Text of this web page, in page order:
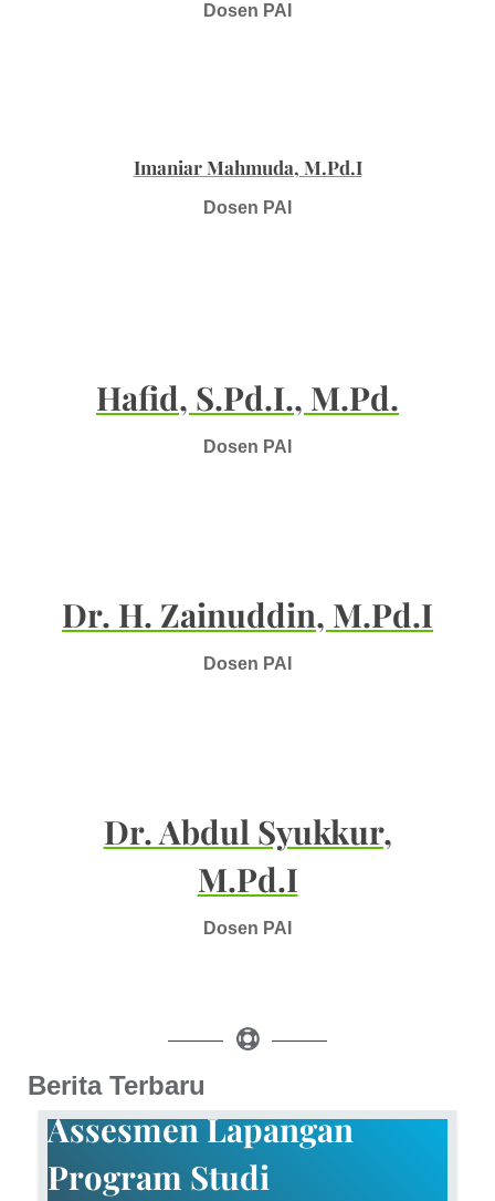
Dosen PAI
Imaniar Mahmuda, M.Pd.I
Dosen PAI
Hafid, S.Pd.I., M.Pd.
Dosen PAI
Dr. H. Zainuddin, M.Pd.I
Dosen PAI
Dr. Abdul Syukkur,
M.Pd.I
Dosen PAI
Berita Terbaru
Assesmen Lapangan
Program Studi